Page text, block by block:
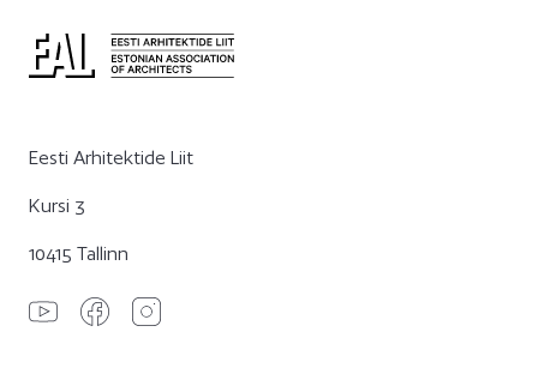
Eesti Arhitektide Liit
Kursi 3
10415 Tallinn